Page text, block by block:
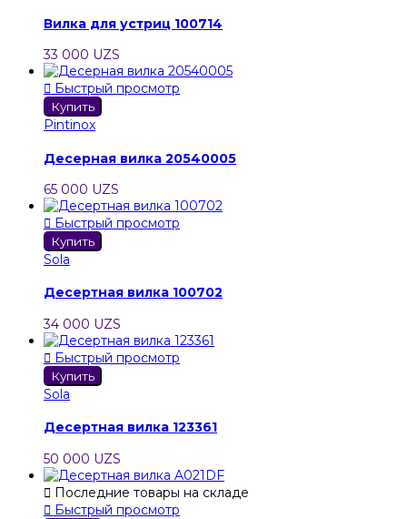
Вилка для устриц 100714
33 000 UZS
 Быстрый просмотр
Купить
Pintinox
Десерная вилка 20540005
65 000 UZS
 Быстрый просмотр
Купить
Sola
Десертная вилка 100702
34 000 UZS
 Быстрый просмотр
Купить
Sola
Десертная вилка 123361
50 000 UZS
 Последние товары на складе
 Быстрый просмотр